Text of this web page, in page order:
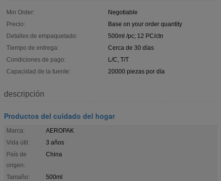
Min Order:
Negotiable
Precio:
Base on your order quantity
Detalles de empaquetado:
500ml /pc; 12 PC/ctn
Tiempo de entrega:
Cerca de 30 días
Condiciones de pago:
L/C, T/T
Capacidad de la fuente:
20000 piezas por día
descripción
Productos del cuidado del hogar
Marca:
AEROPAK
Vida útil:
3 años
País de
origen:
China
Tamaño:
500ml